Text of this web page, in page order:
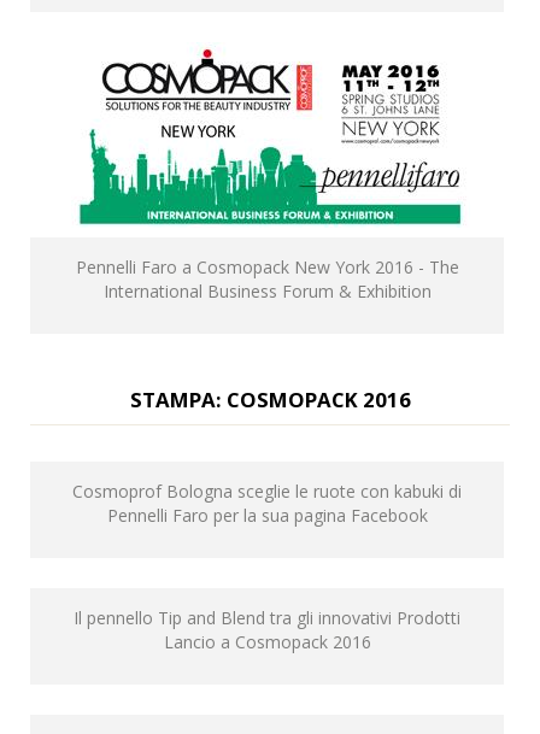
Pennelli Faro a Cosmopack New York 2016 - The
International Business Forum & Exhibition
STAMPA: COSMOPACK 2016
Cosmoprof Bologna sceglie le ruote con kabuki di
Pennelli Faro per la sua pagina Facebook
Il pennello Tip and Blend tra gli innovativi Prodotti
Lancio a Cosmopack 2016